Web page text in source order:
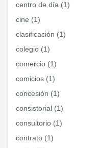
centro de día (1)
cine (1)
clasificación (1)
colegio (1)
comercio (1)
comicios (1)
concesión (1)
consistorial (1)
consultorio (1)
contrato (1)